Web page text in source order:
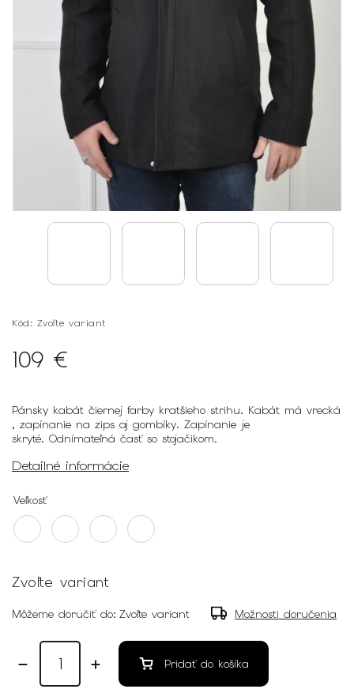
Kód: Zvoľte variant
109 €
Pánsky kabát čiernej farby kratšieho strihu. Kabát má vrecká
, zapínanie na zips aj gombíky. Zapínanie je
skryté. Odnímateľná časť so stojačikom.
Detailné informácie
Veľkosť
Zvoľte variant
Môžeme doručiť do: Zvoľte variant Možnosti doručenia
Pridať do košíka